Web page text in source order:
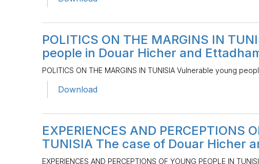
POLITICS ON THE MARGINS IN
people in Douar Hicher and
POLITICS ON THE MARGINS IN TUNISIA Vulnerable young
Download
EXPERIENCES AND PERCEPTIONS
TUNISIA The case of Douar Hicher
EXPERIENCES AND PERCEPTIONS OF YOUNG PEOPLE IN